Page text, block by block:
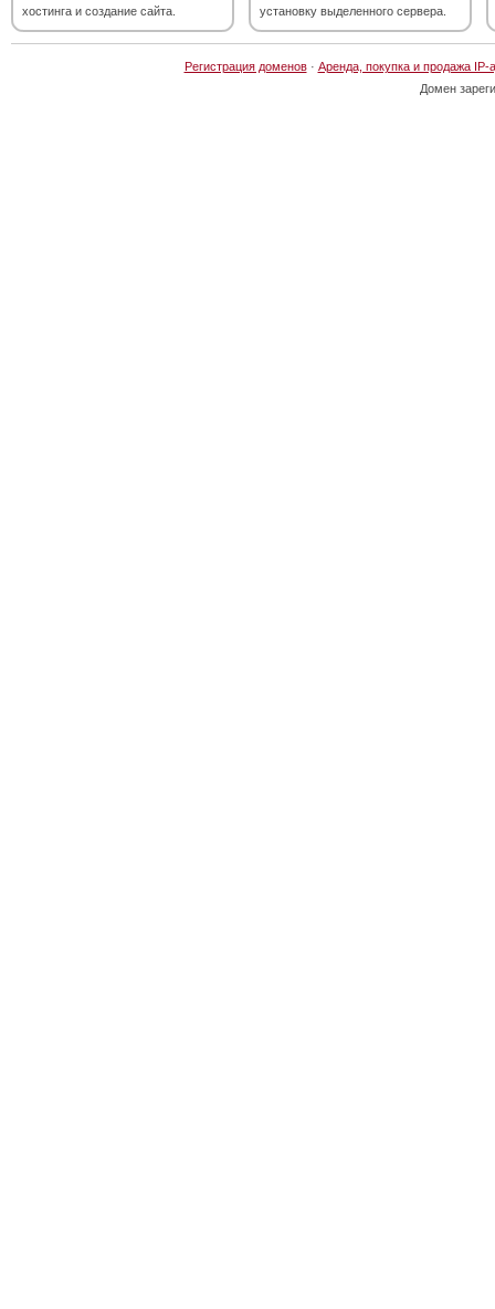
хостинга и создание сайта.
установку выделенного сервера.
Регистрация доменов· Аренда, покупка и продажа IP-
Домен